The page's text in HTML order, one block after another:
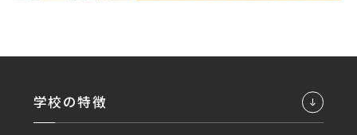
学校の特徴